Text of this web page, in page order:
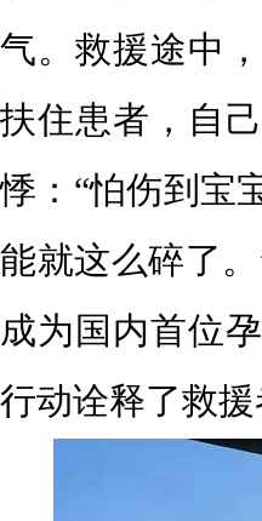
气。救援途中
扶住患者，自
悸：“怕伤到宝
能就这么碎了
成为国内首位
行动诠释了救